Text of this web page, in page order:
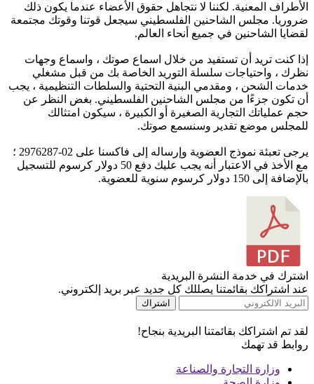
الأطراف المعنية. لكننا لا نتجاهل حقوق الأعضاء عندما يكون ذلك
ضروريا. مجلس الشاحنين الفلسطيني سيجعل قوتنا وقوتك مجتمعة
لقضايا الشاحنين في جميع أنحاء العالم.
إذا كنت تريد أن تستفيد من خلال اسماع صوتك ، واسماع وجهات
نظرك ، واحتياجات سلسلة التوريد الخاصة بك من قبل مشغلي
خدمات الشحن ، ومقدمي البنية التحتية والسلطات التنظيمية ، يجب
أن تكون جزءًا من مجلس الشاحنين الفلسطيني. بغض النظر عن
حجم عملياتك التجارية الصغيرة أو الكبيرة ، سيكون امتثالك
للمجلس موضع تقدير وسنسمع صوتك.
يرجى تعبئة نموذج العضوية وإرساله إلى فاكسنا على 02-2976287 ؛
مع الأخذ في الاعتبار أنه يجب عليك دفع 50 دولار كرسوم للتسجيل
بالإضافة إلى 150 دولار كرسوم سنوية للعضوية.
اشترك في خدمة النشرة البريدية
عند اشتراكك بقائمتنا يصللك كل جديد عبر بريد إلكتروني.
اشتراك
لقد تم اشتراكك بقائمتنا البريدية بنجاح!
روابط قد تهمك
وزارة التجارة والصناعة